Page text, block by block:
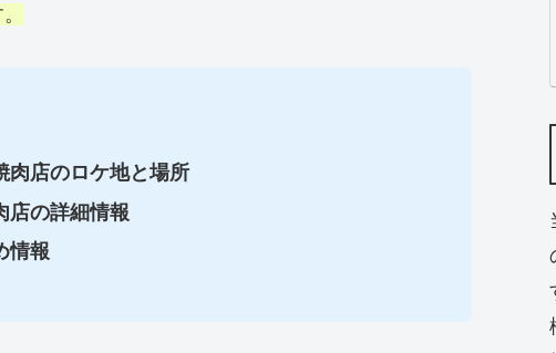
肉店のロケ地と場所
店の詳細情報
情報